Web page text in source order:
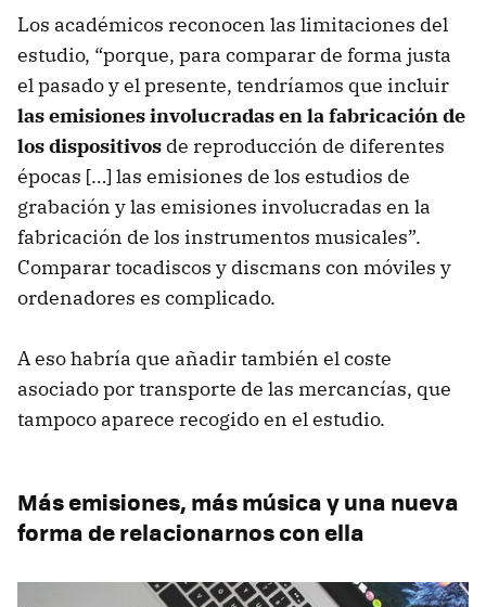
Los académicos reconocen las limitaciones del
estudio, “porque, para comparar de forma justa
el pasado y el presente, tendríamos que incluir
las emisiones involucradas en la fabricación de
los dispositivos de reproducción de diferentes
épocas […] las emisiones de los estudios de
grabación y las emisiones involucradas en la
fabricación de los instrumentos musicales”.
Comparar tocadiscos y discmans con móviles y
ordenadores es complicado.
A eso habría que añadir también el coste
asociado por transporte de las mercancías, que
tampoco aparece recogido en el estudio.
Más emisiones, más música y una nueva
forma de relacionarnos con ella